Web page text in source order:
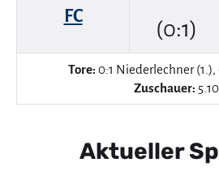
FC
(0:1)
Tore: 0:1 Niederlechner (1.),
Zuschauer:
Aktueller